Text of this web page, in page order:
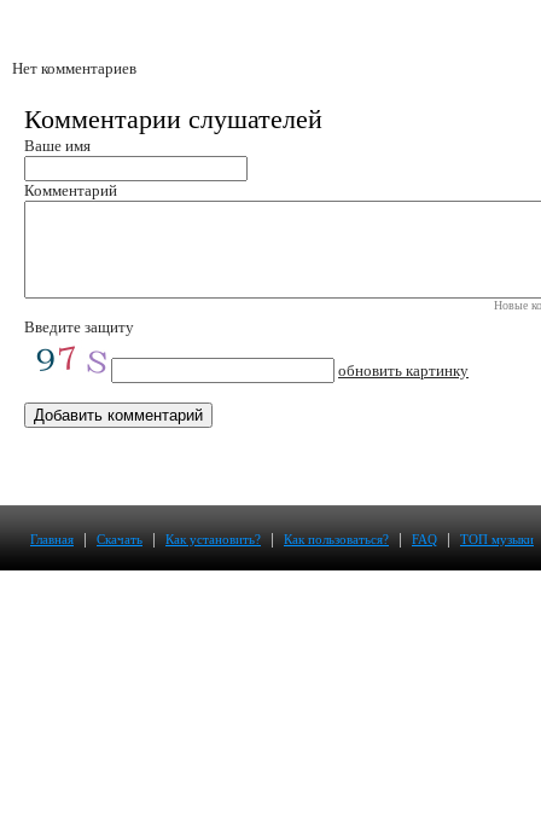
Нет комментариев
Комментарии слушателей
Ваше имя
Комментарий
Новые
Введите защиту
обновить картинку
Главная | Скачать | Как установить? | Как пользоваться? | FAQ | ТОП музыки